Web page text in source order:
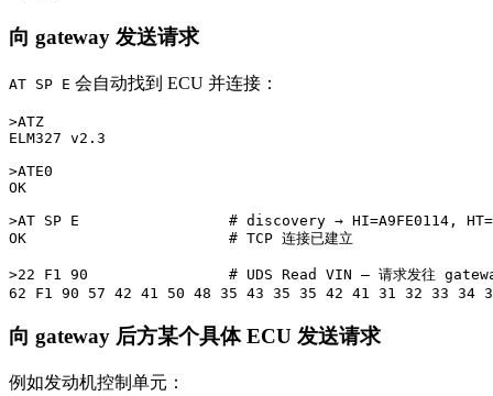
向 gateway 发送请求
AT SP E 会自动找到 ECU 并连接：
>ATZ
ELM327 v2.3
>ATE0
OK
>AT SP E                 # discovery → HI=A9FE0114,
OK                       # TCP 连接已建立
>22 F1 90                # UDS Read VIN — 请求发往
向 gateway 后方某个具体 ECU 发送请求
例如发动机控制单元：